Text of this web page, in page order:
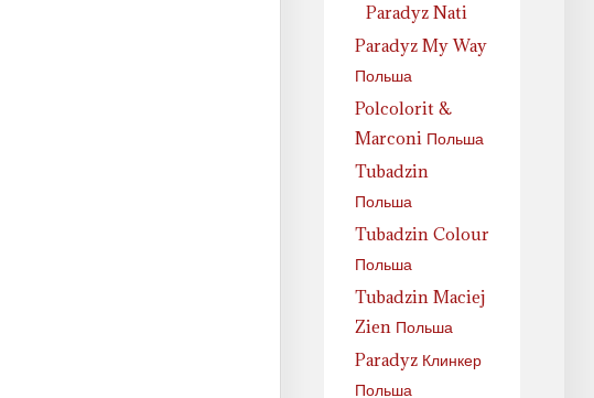
Paradyz Nati
Paradyz My Way
Польша
Polcolorit &
Marconi Польша
Tubadzin
Польша
Tubadzin Colour
Польша
Tubadzin Maciej
Zien Польша
Paradyz Клинкер
Польша